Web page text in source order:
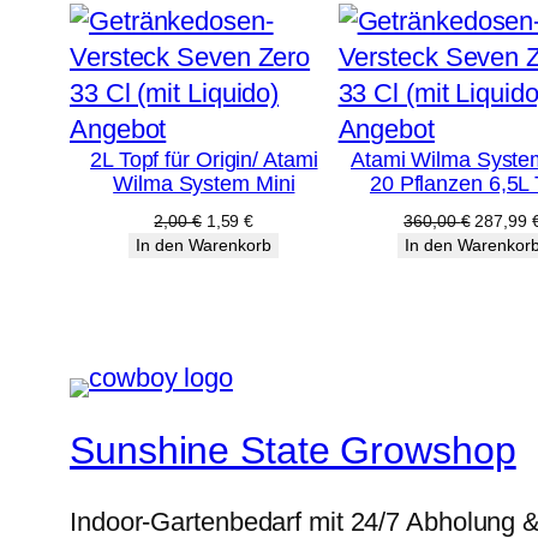
AngebotProdukt
im
Angebot
2L Topf für Origin/ Atami
Wilma System Mini
2,00€ Ursprünglicher
Preis
1,59€Aktueller
Preis
In den Warenkorb
AngebotProdukt
im
Angebot
Atami Wilma
20 Pflanzen 6,5L
360,00€
Preis
287,99
In den
Sunshine State Growshop
Indoor-Gartenbedarf mit 24/7 Abholung